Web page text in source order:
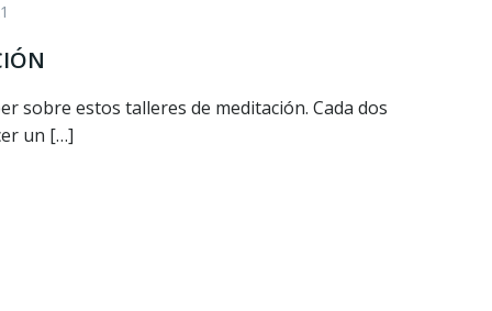
sobre estos talleres de meditación. Cada dos
un […]